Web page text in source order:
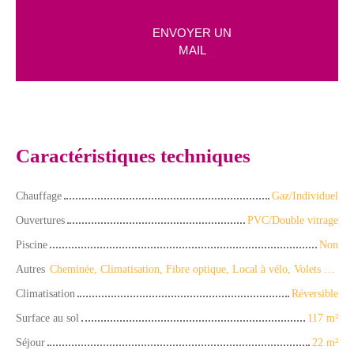
ENVOYER UN
MAIL
Caractéristiques techniques
Chauffage
Gaz/Individuel
Ouvertures
PVC/Double vitrage
Piscine
Non
Autres
Climatisation
Réversible
Surface au sol
117 m²
Séjour
22 m²